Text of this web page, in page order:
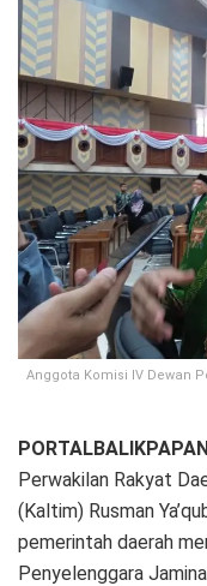
Anggota Komisi IV Dewan
Perwakilan Rakyat
(Kaltim) Rusman
pemerintah daerah
Penyelenggara